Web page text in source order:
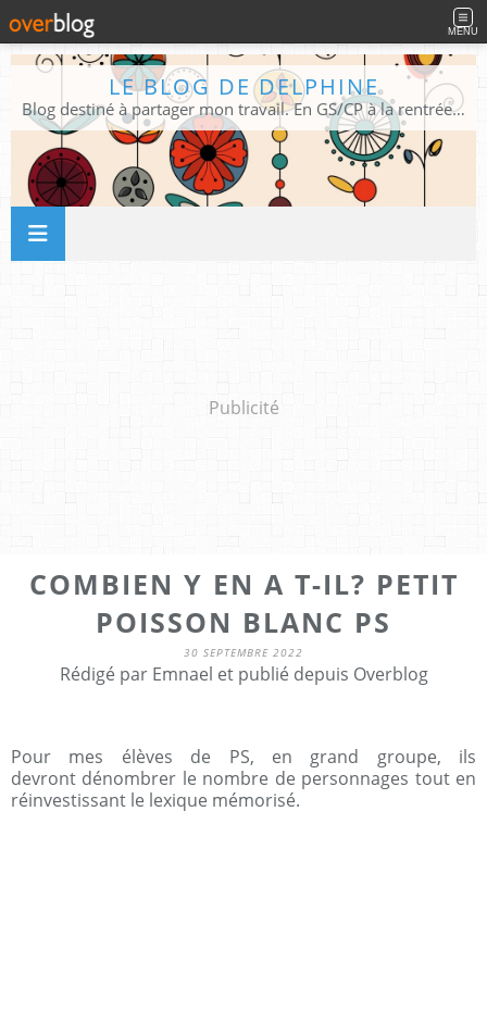
MENU
LE BLOG DE DELPHINE
Blog destiné à partager mon travail. En GS/CP à la rentrée 2026/2027 !
Publicité
COMBIEN Y EN A T-IL? PETIT
POISSON BLANC PS
30 SEPTEMBRE 2022
Rédigé par Emnael et publié depuis Overblog
Pour mes élèves de PS, en grand groupe, ils
devront dénombrer le nombre de personnages tout en
réinvestissant le lexique mémorisé.